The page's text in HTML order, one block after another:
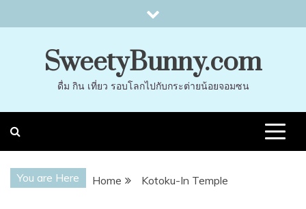
to
SweetyBunny.com
ดื่ม กิน เที่ยว รอบโลกไปกับกระต่ายน้อยจอมซน
You are Here Home Kotoku-In Temple